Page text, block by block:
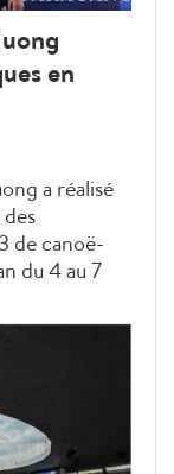
en
a réalisé
de canoë-
du 4 au 7
du